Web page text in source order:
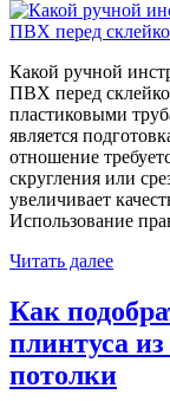
Какой ручной
ПВХ перед
пластиковыми
является
отношение
скругления или
увеличивает
Использование
Читать далее
Как
плинтуса
потолки